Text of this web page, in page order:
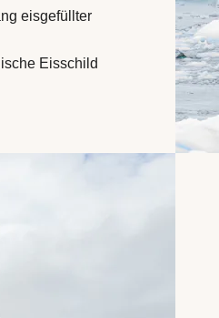
eisgefüllter
Eisschild